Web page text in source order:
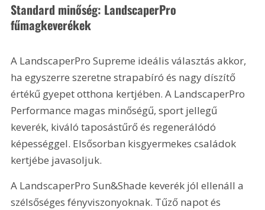
Standard minőség: LandscaperPro
fűmagkeverékek
A LandscaperPro Supreme ideális választás akkor,
ha egyszerre szeretne strapabíró és nagy díszítő
értékű gyepet otthona kertjében. A LandscaperPro
Performance magas minőségű, sport jellegű
keverék, kiváló taposástűrő és regenerálódó
képességgel. Elsősorban kisgyermekes családok
kertjébe javasoljuk.
A LandscaperPro Sun&Shade keverék jól ellenáll a
szélsőséges fényviszonyoknak. Tűző napot és